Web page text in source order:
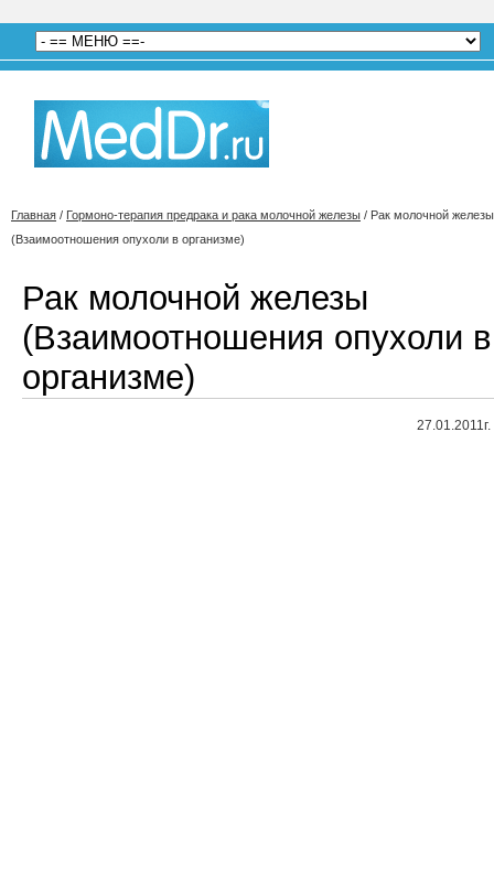
Главная / Гормоно-терапия предрака и рака молочной железы / Рак молочной железы
(Взаимоотношения опухоли в организме)
Рак молочной железы
(Взаимоотношения опухоли в
организме)
27.01.2011г.